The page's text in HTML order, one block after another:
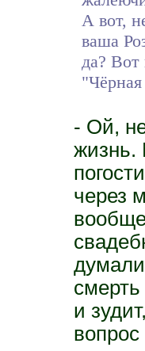
А вот,
ваша
да?
- Ой,
жизнь.
через
и